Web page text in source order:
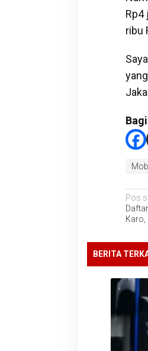
Rp4
ribu
pos
Pos
Karo,
BERITA